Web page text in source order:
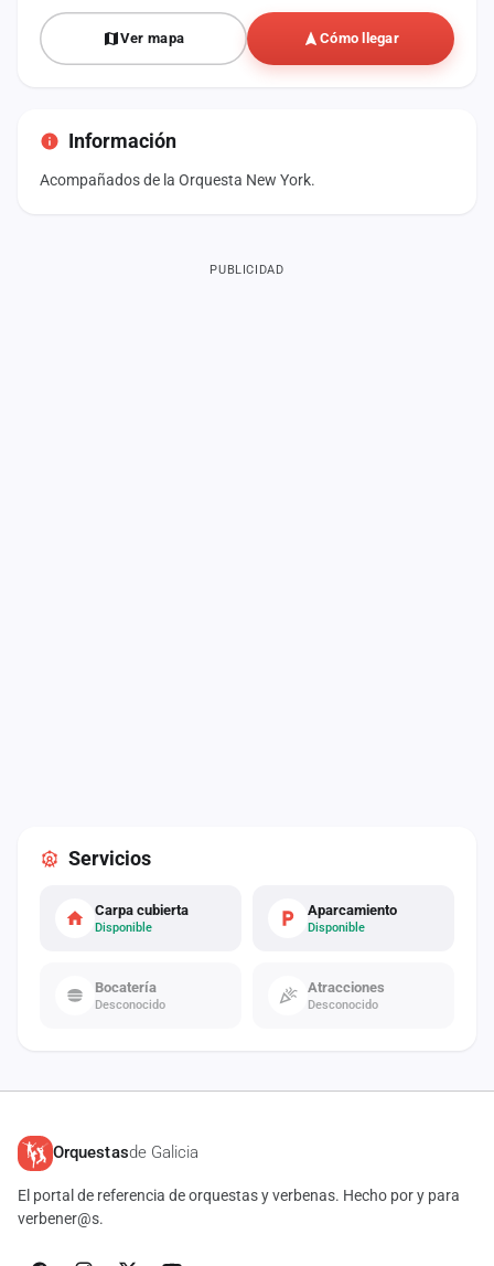
Ver mapa Cómo llegar
Información
Acompañados de la Orquesta New York.
Servicios
Carpa cubierta
Disponible
Aparcamiento
Disponible
Bocatería
Desconocido
Atracciones
Desconocido
PUBLICIDAD
Orquestasde Galicia
El portal de referencia de orquestas y verbenas. Hecho por y para
verbener@s.